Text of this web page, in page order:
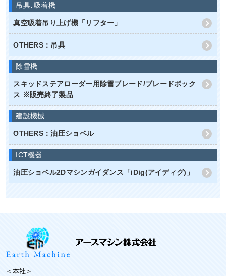
吊具､吸着機
真空吸着吊り上げ機「リフター」
OTHERS：吊具
除雪機
スキッドステアローダー用除雪ブレード/ブレードボック
ス ※販売終了製品
建設機械
OTHERS：油圧ショベル
ICT機器
油圧ショベル2Dマシンガイダンス「iDig(アイディグ)」
＜本社＞